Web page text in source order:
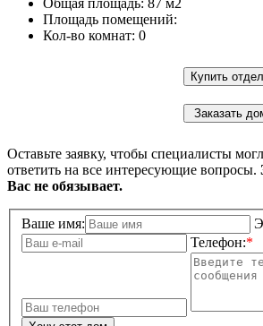
Площадь помещений:
Кол-во комнат: 0
Оставьте заявку, чтобы специалисты
ответить на все интересующие вопросы.
Вас не обязывает.
Ваше имя:
Телефон:*